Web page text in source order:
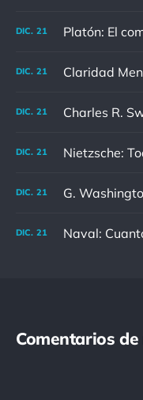
DIC. 21
DIC. 21
DIC. 21
DIC. 21
DIC. 21
DIC. 21
Comentarios